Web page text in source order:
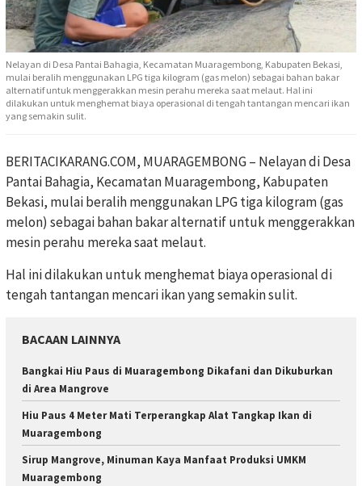
Nelayan di Desa Pantai Bahagia, Kecamatan Muaragembong, Kabupaten Bekasi,
mulai beralih menggunakan LPG tiga kilogram (gas melon) sebagai bahan bakar
alternatif untuk menggerakkan mesin perahu mereka saat melaut. Hal ini
dilakukan untuk menghemat biaya operasional di tengah tantangan mencari ikan
yang semakin sulit.
BERITACIKARANG.COM, MUARAGEMBONG – Nelayan di Desa
Pantai Bahagia, Kecamatan Muaragembong, Kabupaten
Bekasi, mulai beralih menggunakan LPG tiga kilogram (gas
melon) sebagai bahan bakar alternatif untuk menggerakkan
mesin perahu mereka saat melaut.
Hal ini dilakukan untuk menghemat biaya operasional di
tengah tantangan mencari ikan yang semakin sulit.
BACAAN LAINNYA
Bangkai Hiu Paus di Muaragembong Dikafani dan Dikuburkan
di Area Mangrove
Hiu Paus 4 Meter Mati Terperangkap Alat Tangkap Ikan di
Muaragembong
Sirup Mangrove, Minuman Kaya Manfaat Produksi UMKM
Muaragembong